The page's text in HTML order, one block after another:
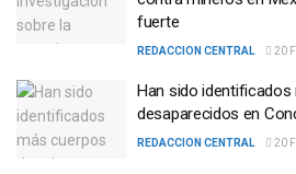
fuerte
REDACCION CENTRAL 20
Han sido
desaparecidos en
REDACCION CENTRAL 20